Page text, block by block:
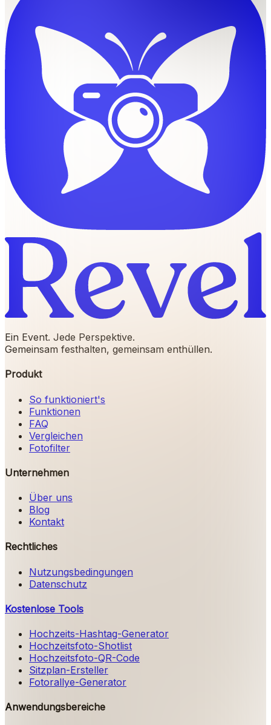
Ein Event. Jede Perspektive.
Gemeinsam festhalten, gemeinsam enthüllen.
Produkt
So funktioniert's
Funktionen
FAQ
Vergleichen
Fotofilter
Unternehmen
Über uns
Blog
Kontakt
Rechtliches
Nutzungsbedingungen
Datenschutz
Kostenlose Tools
Hochzeits-Hashtag-Generator
Hochzeitsfoto-Shotlist
Hochzeitsfoto-QR-Code
Sitzplan-Ersteller
Fotorallye-Generator
Anwendungsbereiche